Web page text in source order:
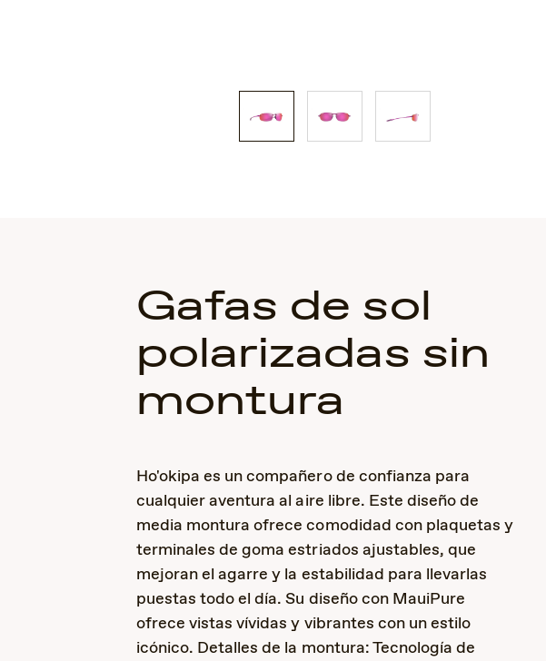
Gafas de sol
polarizadas sin
montura
Ho'okipa es un compañero de confianza para
cualquier aventura al aire libre. Este diseño de
media montura ofrece comodidad con plaquetas y
terminales de goma estriados ajustables, que
mejoran el agarre y la estabilidad para llevarlas
puestas todo el día. Su diseño con MauiPure
ofrece vistas vívidas y vibrantes con un estilo
icónico. Detalles de la montura: Tecnología de